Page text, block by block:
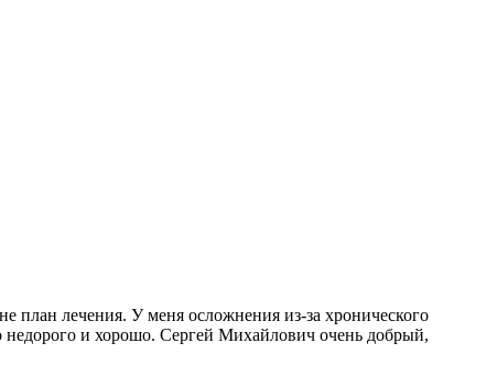
лечения. У меня осложнения из-за хронического
недорого и хорошо. Сергей Михайлович очень добрый,